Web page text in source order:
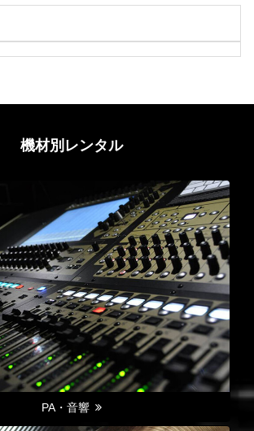
機材別レンタル
PA・音響